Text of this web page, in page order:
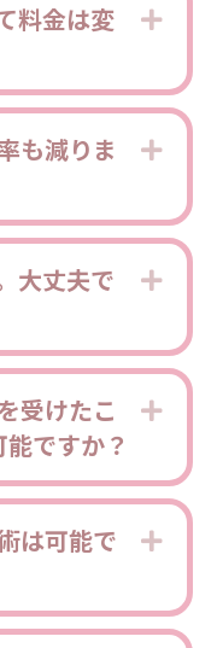
料金は変
も減りま
大丈夫で
受けたこ
ですか？
は可能で